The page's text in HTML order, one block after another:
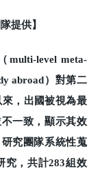
提供】
level meta-
abroad）對第二
，出國被視為最
一致，顯示其效
究團隊系統性蒐
究，共計283組效